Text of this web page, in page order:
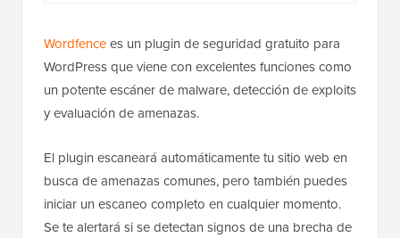
Wordfencees un plugin de seguridad gratuito para
WordPress que viene con excelentes funciones como
un potente escáner de malware, detección de exploits
y evaluación de amenazas.
El plugin escaneará automáticamente tu sitio web en
busca de amenazas comunes, pero también puedes
iniciar un escaneo completo en cualquier momento.
Se te alertará si se detectan signos de una brecha de